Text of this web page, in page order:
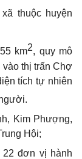
thuộc huyện
km2, quy mô
thị trấn Chợ
tích tự nhiên
Kim Phượng,
Hội;
đơn vị hành